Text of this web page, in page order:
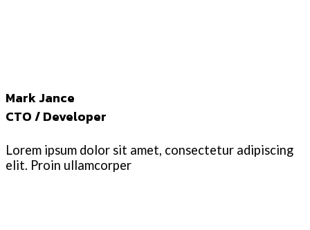
Mark Jance
CTO / Developer
Lorem ipsum dolor sit amet, consectetur adipiscing
elit. Proin ullamcorper